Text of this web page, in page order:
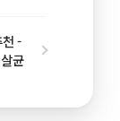
-
균